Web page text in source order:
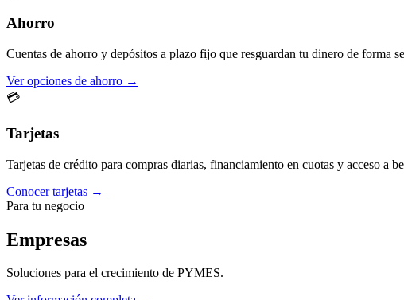
Ahorro
Cuentas de ahorro y depósitos a plazo fijo que resguardan tu dinero de forma
Ver opciones de ahorro →
💳
Tarjetas
Tarjetas de crédito para compras diarias, financiamiento en cuotas y acceso a
Conocer tarjetas →
Para tu negocio
Empresas
Soluciones para el crecimiento de PYMES.